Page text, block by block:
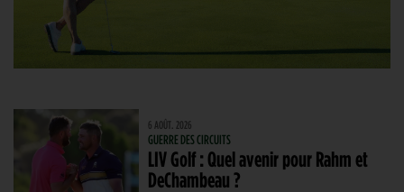
6 AOÛT. 2026
GUERRE DES CIRCUITS
LIV Golf : Quel avenir pour Rahm et
DeChambeau ?